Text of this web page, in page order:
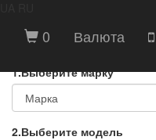
0 Валюта
ВЫБЕРИТЕ
АВТОМОБИЛЯ
1.Выберите марку
2.Выберите модель